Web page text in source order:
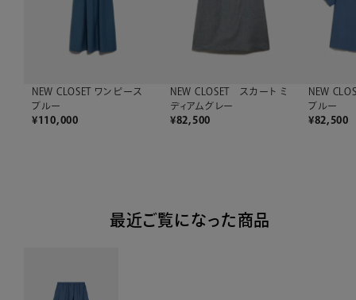
NEW CLOSET ワンピース
ブルー
¥110,000
NEW CLOSET スカート ミ
ディアムグレー
¥82,500
NEW
ブルー
¥82,500
最近ご覧になった商品